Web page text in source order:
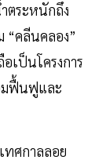
ตระหนักถึง
“คลีนคลอง”
เป็นโครงการ
มฟื้นฟูและ
ทศกาลลอย